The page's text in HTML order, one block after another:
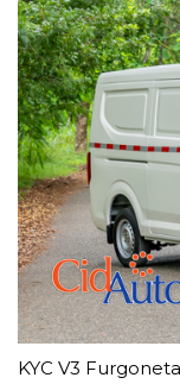
KYC V3 Furgoneta